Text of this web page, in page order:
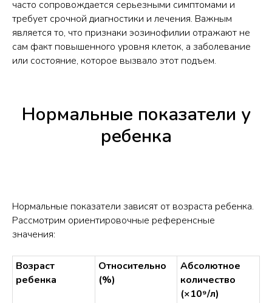
часто сопровождается серьезными симптомами и
требует срочной диагностики и лечения. Важным
является то, что признаки эозинофилии отражают не
сам факт повышенного уровня клеток, а заболевание
или состояние, которое вызвало этот подъем.
Нормальные показатели у
ребенка
Нормальные показатели зависят от возраста ребенка.
Рассмотрим ориентировочные референсные
значения:
Возраст
ребенка
Относительно
(%)
Абсолютное
количество
(×10⁹/л)